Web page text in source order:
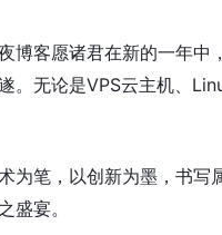
博客愿诸君在新的一年
。无论是VPS云主机、
为笔，以创新为墨，书
盛宴。